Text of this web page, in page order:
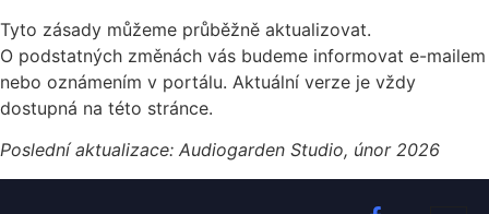
Tyto zásady můžeme průběžně aktualizovat.
O podstatných změnách vás budeme informovat e-mailem
nebo oznámením v portálu. Aktuální verze je vždy
dostupná na této stránce.
Poslední aktualizace: Audiogarden Studio, únor 2026